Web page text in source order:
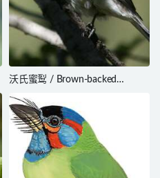
沃氏蜜䴕 / Brown-backed